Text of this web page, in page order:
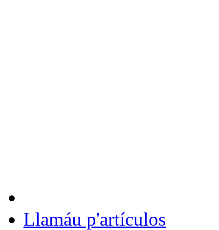
Llamáu p'artículos